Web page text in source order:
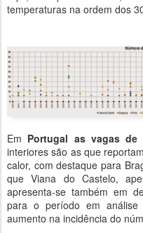
temperaturas na ordem dos
Em Portugal as vagas
interiores são as que
calor, com destaque para
que Viana do Castelo,
apresenta-se também em
para o período em análise
aumento na incidência do